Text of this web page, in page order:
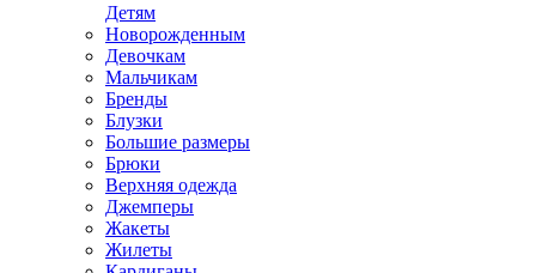
Детям
Новорожденным
Девочкам
Мальчикам
Бренды
Блузки
Большие размеры
Брюки
Верхняя одежда
Джемперы
Жакеты
Жилеты